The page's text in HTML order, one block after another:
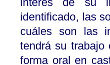
identificado, las
cuáles son las
tendrá su trabajo
forma oral en